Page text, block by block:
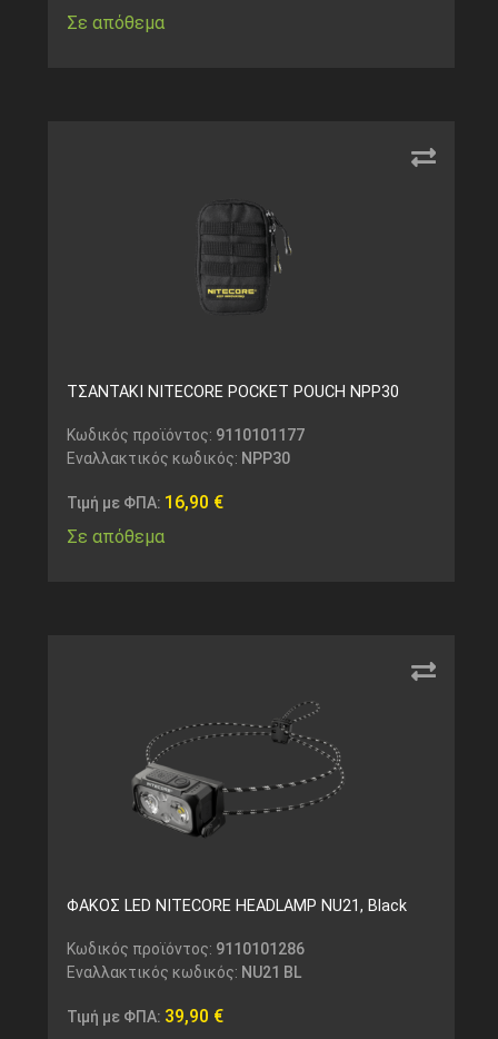
Σε απόθεμα
ΤΣΑΝΤΑΚΙ NITECORE POCKET POUCH NPP30
Κωδικός προϊόντος: 9110101177
Εναλλακτικός κωδικός: NPP30
Τιμή με ΦΠΑ: 16,90 €
Σε απόθεμα
ΦΑΚΟΣ LED NITECORE HEADLAMP NU21, Black
Κωδικός προϊόντος: 9110101286
Εναλλακτικός κωδικός: NU21 BL
Τιμή με ΦΠΑ: 39,90 €